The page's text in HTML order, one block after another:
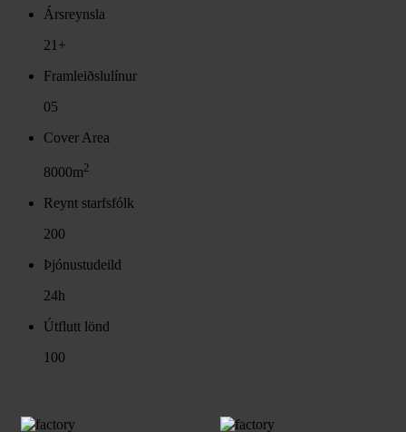
Ársreynsla
21+
Framleiðslulínur
05
Cover Area
8000m2
Reynt starfsfólk
200
Þjónustudeild
24h
Útflutt lönd
100